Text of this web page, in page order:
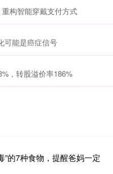
构智能穿戴支付方式
可能是癌症信号
，转股溢价率186%
”的7种食物，提醒爸妈一定